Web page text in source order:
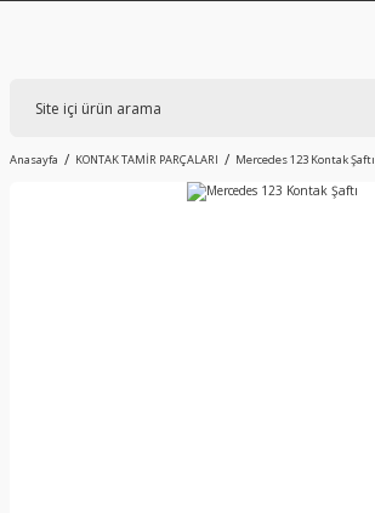
Anasayfa KONTAK TAMİR PARÇALARI Mercedes 123 Kontak Şaftı